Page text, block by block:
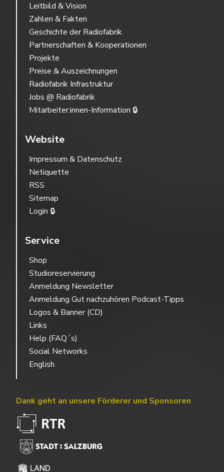
Leitbild & Vision
Zahlen & Fakten
Geschichte der Radiofabrik
Partnerschaften & Kooperationen
Projekte
Preise & Auszeichnungen
Radiofabrik Infrastruktur
Jobs @ Radiofabrik
Mitarbeiter:innen-Information 🔒
Website
Impressum & Datenschutz
Netiquette
RSS
Sitemap
Login 🔒
Service
Shop
Studioreservierung
Anmeldung Newsletter
Anmeldung Gut nachzuhören Podcast-Tipps
Logos & Banner (CD)
Links
Help (FAQ´s)
Social Networks
English
Dank geht an unsere Förderer und Sponsoren